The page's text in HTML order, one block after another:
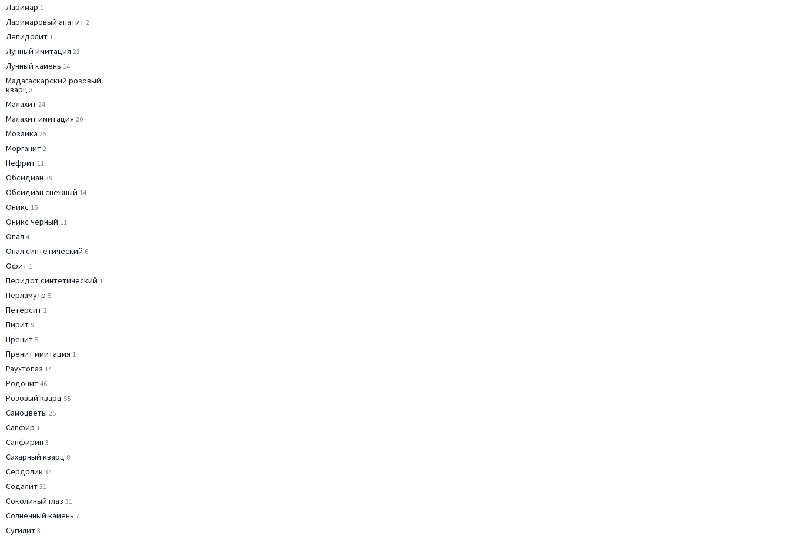
Ларимар 1
Ларимаровый апатит 2
Лепидолит 1
Лунный имитация 23
Лунный камень 14
Мадагаскарский розовый
кварц 3
Малахит 24
Малахит имитация 20
Мозаика 25
Морганит 2
Нефрит 11
Обсидиан 39
Обсидиан снежный 14
Оникс 15
Оникс черный 11
Опал 4
Опал синтетический 6
Офит 1
Перидот синтетический 1
Перламутр 5
Петерсит 2
Пирит 9
Пренит 5
Пренит имитация 1
Раухтопаз 14
Родонит 46
Розовый кварц 55
Самоцветы 25
Сапфир 1
Сапфирин 3
Сахарный кварц 8
Сердолик 34
Содалит 31
Соколиный глаз 31
Солнечный камень 7
Сугилит 3